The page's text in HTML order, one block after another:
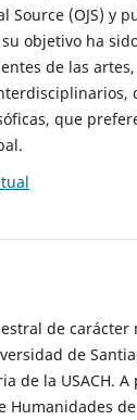
Source (OJS) y
objetivo ha
de las
que
de
de
de la USACH.
Humanidades